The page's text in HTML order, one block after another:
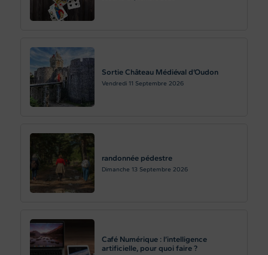
Sortie Château Médiéval d’Oudon
Vendredi 11 Septembre 2026
randonnée pédestre
Dimanche 13 Septembre 2026
Café Numérique : l’intelligence
artificielle, pour quoi faire ?